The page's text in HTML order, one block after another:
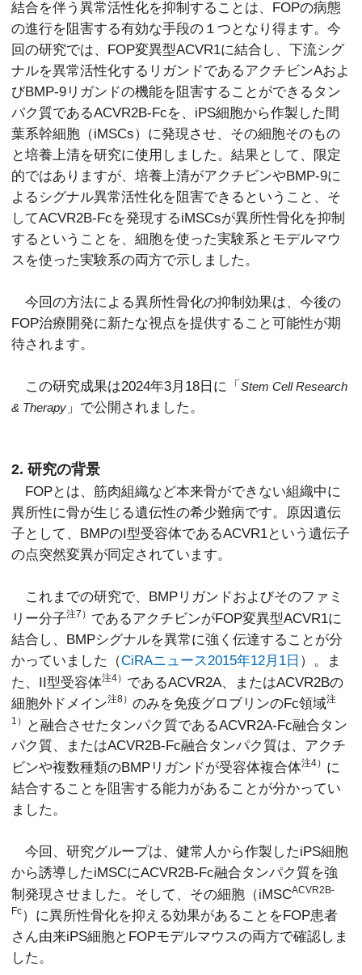
結合を伴う異常活性化を抑制することは、FOPの病態
の進行を阻害する有効な手段の１つとなり得ます。今
回の研究では、FOP変異型ACVR1に結合し、下流シグ
ナルを異常活性化するリガンドであるアクチビンAおよ
びBMP-9リガンドの機能を阻害することができるタン
パク質であるACVR2B-Fcを、iPS細胞から作製した間
葉系幹細胞（iMSCs）に発現させ、その細胞そのもの
と培養上清を研究に使用しました。結果として、限定
的ではありますが、培養上清がアクチビンやBMP-9に
よるシグナル異常活性化を阻害できるということ、そ
してACVR2B-Fcを発現するiMSCsが異所性骨化を抑制
するということを、細胞を使った実験系とモデルマウ
スを使った実験系の両方で示しました。
今回の方法による異所性骨化の抑制効果は、今後の
FOP治療開発に新たな視点を提供すること可能性が期
待されます。
この研究成果は2024年3月18日に「Stem Cell Research
& Therapy 」で公開されました。
2. 研究の背景
FOPとは、筋肉組織など本来骨ができない組織中に
異所性に骨が生じる遺伝性の希少難病です。原因遺伝
子として、BMPのI型受容体であるACVR1という遺伝子
の点突然変異が同定されています。
これまでの研究で、BMPリガンドおよびそのファミ
リー分子注7） であるアクチビンがFOP変異型ACVR1に
結合し、BMPシグナルを異常に強く伝達することが分
かっていました（CiRAニュース2015年12月1日 ）。ま
た、II型受容体注4） であるACVR2A、またはACVR2Bの
細胞外ドメイン注8） のみを免疫グロブリンのFc領域注
1）
と融合させたタンパク質であるACVR2A-Fc融合タン
パク質、またはACVR2B-Fc融合タンパク質は、アクチ
ビンや複数種類のBMPリガンドが受容体複合体注4） に
結合することを阻害する能力があることが分かってい
ました。
今回、研究グループは、健常人から作製したiPS細胞
から誘導したiMSCにACVR2B-Fc融合タンパク質を強
制発現させました。そして、その細胞（iMSCACVR2B-
Fc）に異所性骨化を抑える効果があることをFOP患者
さん由来iPS細胞とFOPモデルマウスの両方で確認しま
した。